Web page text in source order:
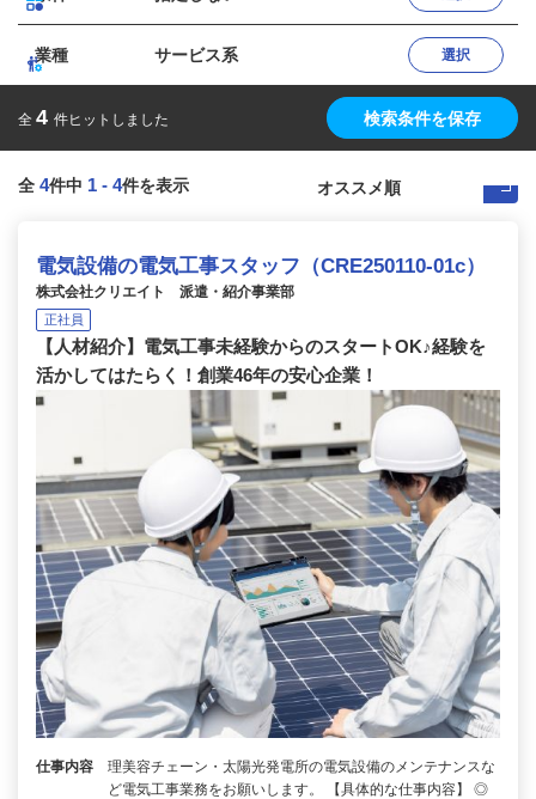
業種 サービス系 選択
全 4 件ヒットしました 検索条件を保存
全 4件中 1 - 4件を表示
電気設備の電気工事スタッフ（CRE250110-01c）
株式会社クリエイト 派遣・紹介事業部
正社員
【人材紹介】電気工事未経験からのスタートOK♪経験を
活かしてはたらく！創業46年の安心企業！
仕事内容
理美容チェーン・太陽光発電所の電気設備のメンテナンスな
ど電気工事業務をお願いします。 【具体的な仕事内容】 ◎